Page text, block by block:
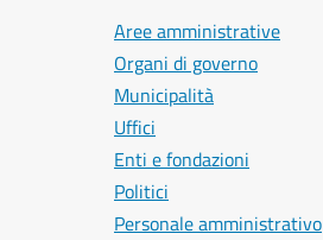
Aree amministrative
Organi di governo
Municipalità
Uffici
Enti e fondazioni
Politici
Personale amministrativo